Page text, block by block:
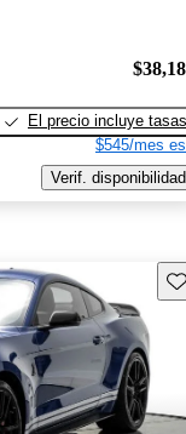
El precio incluye tasas
$545/mes
Verif. disponibilidad